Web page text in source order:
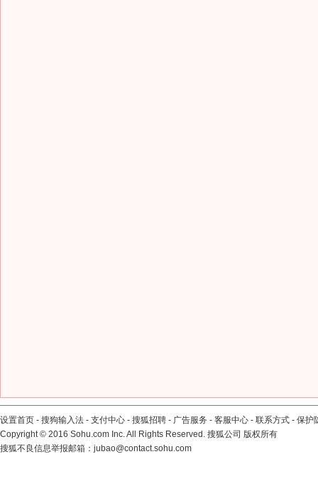
设置首页 - 搜狗输入法 - 支付中心 - 搜狐招聘 - 广告服务 - 客服中心 - 联系方式 - 保护
Copyright© 2016 Sohu.com Inc. All Rights Reserved. 搜狐公司 版权所有
搜狐不良信息举报邮箱： jubao@contact.sohu.com